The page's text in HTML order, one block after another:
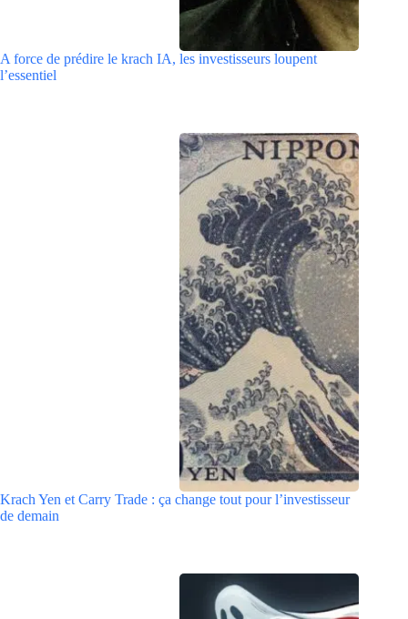
A force de prédire le krach IA, les investisseurs loupent
l’essentiel
Krach Yen et Carry Trade : ça change tout pour l’investisseur
de demain